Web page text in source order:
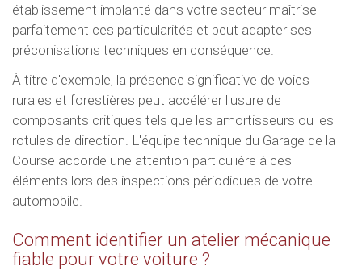
établissement implanté dans votre secteur maîtrise
parfaitement ces particularités et peut adapter ses
préconisations techniques en conséquence.
À titre d'exemple, la présence significative de voies
rurales et forestières peut accélérer l'usure de
composants critiques tels que les amortisseurs ou les
rotules de direction. L'équipe technique du Garage de la
Course accorde une attention particulière à ces
éléments lors des inspections périodiques de votre
automobile.
Comment identifier un atelier mécanique
fiable pour votre voiture ?